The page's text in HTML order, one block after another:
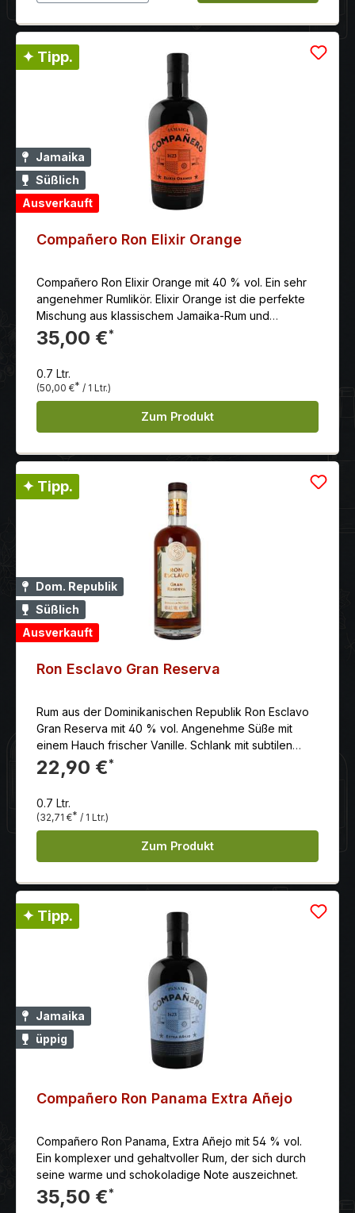
✦ Tipp.
Jamaika
Süßlich
Ausverkauft
Compañero Ron Elixir Orange
Compañero Ron Elixir Orange mit 40 % vol. Ein sehr
angenehmer Rumlikör. Elixir Orange ist die perfekte
Mischung aus klassischem Jamaika-Rum und
tropischen Aromen reifer Orangen und frischer
Kokosnüsse. Mit einem sanften und süßen Abgang
Karibikküste.
35,00 €*
0.7 Ltr.
(50,00 €* / 1 Ltr.)
Zum Produkt
✦ Tipp.
Dom. Republik
Süßlich
Ausverkauft
Ron Esclavo Gran Reserva
Rum aus der Dominikanischen Republik Ron Esclavo
Gran Reserva mit 40 % vol. Angenehme Süße mit
einem Hauch frischer Vanille. Schlank mit subtilen
Aromen von Kaffee und dunkler Schokolade, die ihm
Tiefe und Komplexität verleihen.
22,90 €*
0.7 Ltr.
(32,71 €* / 1 Ltr.)
Zum Produkt
✦ Tipp.
Jamaika
üppig
Compañero Ron Panama Extra Añejo
Compañero Ron Panama, Extra Añejo mit 54 % vol.
Ein komplexer und gehaltvoller Rum, der sich durch
seine warme und schokoladige Note auszeichnet.
35,50 €*